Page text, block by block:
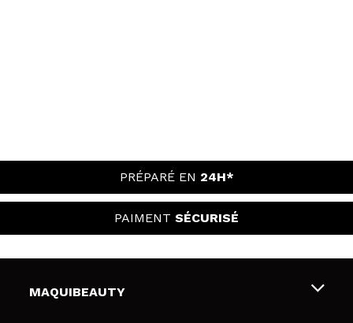
PRÉPARÉ EN 24H*
PAIMENT SÉCURISÉ
MAQUIBEAUTY